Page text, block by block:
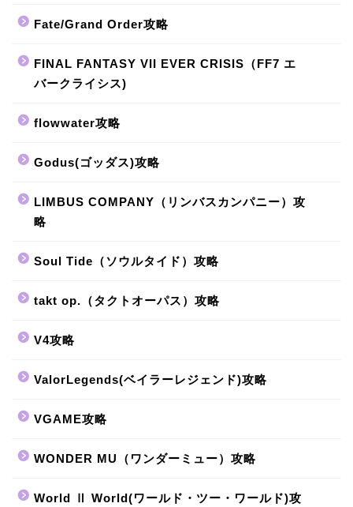
Fate/Grand Order攻略
FINAL FANTASY VII EVER CRISIS（FF7 エ
バークライシス)
flowwater攻略
Godus(ゴッダス)攻略
LIMBUS COMPANY（リンバスカンパニー）攻
略
Soul Tide（ソウルタイド）攻略
takt op.（タクトオーパス）攻略
V4攻略
ValorLegends(ベイラーレジェンド)攻略
VGAME攻略
WONDER MU（ワンダーミュー）攻略
World Ⅱ World(ワールド・ツー・ワールド)攻